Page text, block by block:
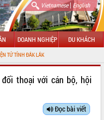
Vietnamese| English
DOANH NGHIỆP DU KHÁCH
thoại với cán bộ, hội
Đọc bài viết